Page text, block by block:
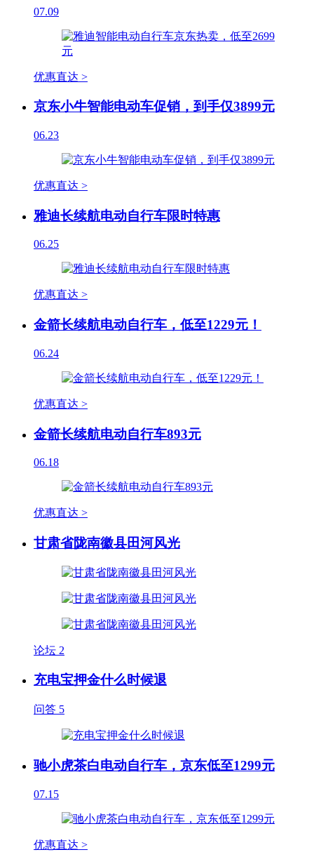
07.09
优惠直达 >
京东小牛智能电动车促销，到手仅3899元
06.23
优惠直达 >
雅迪长续航电动自行车限时特惠
06.25
优惠直达 >
金箭长续航电动自行车，低至1229元！
06.24
优惠直达 >
金箭长续航电动自行车893元
06.18
优惠直达 >
甘肃省陇南徽县田河风光
论坛 2
充电宝押金什么时候退
问答 5
驰小虎茶白电动自行车，京东低至1299元
07.15
优惠直达 >